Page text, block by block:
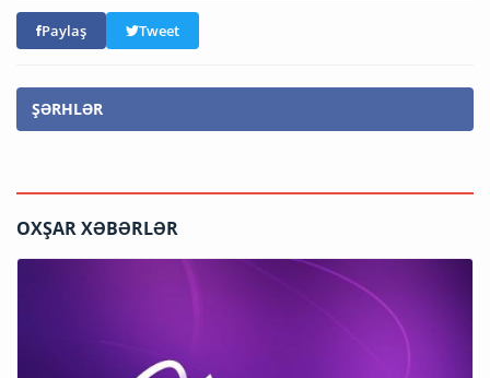
Paylaş Tweet
ŞƏRHLƏR
OXŞAR XƏBƏRLƏR